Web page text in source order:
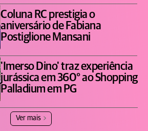
Coluna RC prestigia o
aniversário de Fabiana
Postiglione Mansani
'Imerso Dino' traz experiência
jurássica em 360° ao Shopping
Palladium em PG
Ver mais